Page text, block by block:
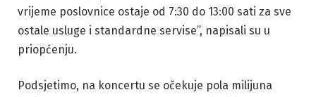
vrijeme poslovnice ostaje od 7:30 do 13:00 sati za sve
ostale usluge i standardne servise”, napisali su u
priopćenju.
Podsjetimo, na koncertu se očekuje pola milijuna